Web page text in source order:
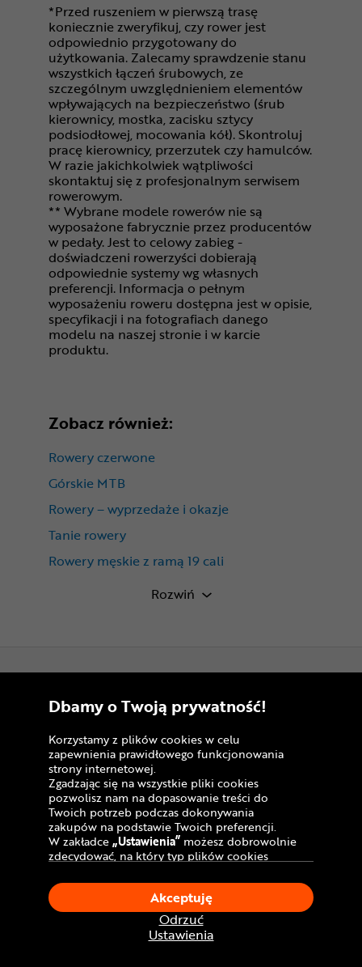
*Przed ruszeniem w pierwszą trasę
koniecznie zweryfikuj, czy rower jest
odpowiednio przygotowany do
użytkowania. Zalecamy sprawdzenie stanu
wszystkich łączeń śrubowych, ze
szczególnym uwzględnieniem elementów
wpływających na bezpieczeństwo (śrub
kierownicy, mostka, zacisku sztycy
podsiodłowej, mocowania kół). Skontroluj
pracę kierownicy, przerzutek czy hamulców.
W razie jakichkolwiek wątpliwości
skontaktuj się z profesjonalnym serwisem
rowerowym.
** Wybrane modele rowerów nie są
wyposażone fabrycznie przez producentów
w pedały. Jest to celowy zabieg -
doświadczeni rowerzyści dobierają
odpowiednie systemy wg własnych
preferencji. Informacja o pełnym
wyposażeniu roweru dostępna jest w opisie,
specyfikacji i na fotografiach danego
modelu na naszej stronie i w karcie
produktu.
Zobacz również:
Rowery czerwone
Górskie MTB
Rowery – wyprzedaże i okazje
Tanie rowery
Rowery męskie z ramą 19 cali
Rozwiń
Informacje
Salony stacjonarne
Formy płatności
Zakupy na raty
Leasing roweru
Dostawa - koszt i opcje
Punkty odbioru rowerów
Sprawdź status zamówienia
Pomoc techniczna
Dbamy o Twoją prywatność!
Korzystamy z plików cookies w celu
zapewnienia prawidłowego funkcjonowania
strony internetowej.
Zgadzając się na wszystkie pliki cookies
pozwolisz nam na dopasowanie treści do
Twoich potrzeb podczas dokonywania
zakupów na podstawie Twoich preferencji.
W zakładce„Ustawienia” możesz dobrowolnie
zdecydować, na który typ plików cookies
Klikając„Akceptuję”, wyrażasz zgodę na
stosowanie ciasteczek zgodnie z ustawieniami
Twojej przeglądarki.
W dowolnym momencie, możesz dokonać
zmiany swojego wyboru klikając opcję
Ustawienia
Odrzuć
Akceptuję